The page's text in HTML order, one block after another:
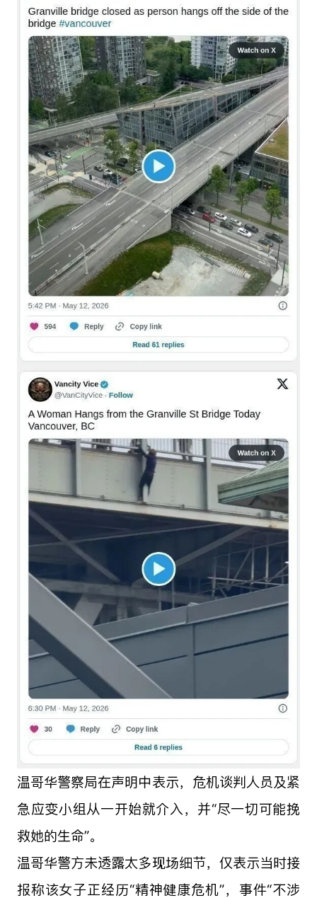
温哥华警察局在声明中表示，危机谈判人员及紧
急应变小组从一开始就介入，并“尽一切可能挽
救她的生命”。
温哥华警方未透露太多现场细节，仅表示当时接
报称该女子正经历“精神健康危机”，事件“不涉